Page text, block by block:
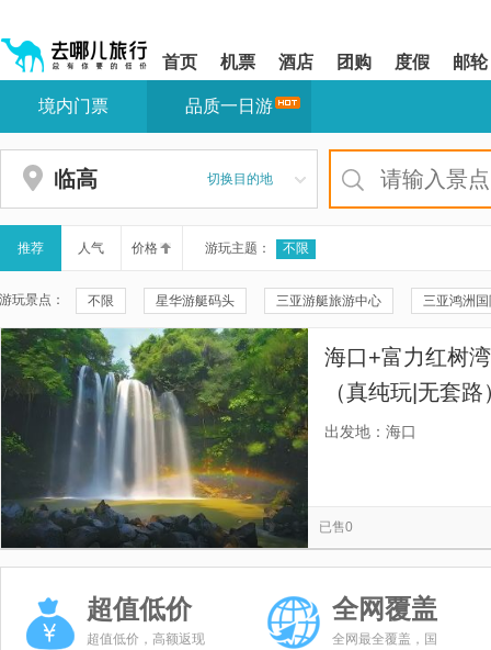
shift+enter
网
导
盲
导
模
式
您
站
区,
本
有
6
个
模
块,
Tab
键
览
信
首页 机票 酒店 团购 度假 邮轮
您
站
区
境内门票 品质一日游
临高 切换目的地
推荐 人气 价格 游玩主题： 不限
游玩景点： 不限 星华游艇码头 三亚游艇旅游中心 三亚鸿洲
临高县博物馆 临高滨江广场
古银瀑布 安悠海钓联盟中心·临高海钓基地
海口+富力红树
（真纯玩|无套
安全舒适车辆，
出发地：海口
已售0
超值低价
超值低价，高额返现
全网覆盖
全网最全覆盖，国